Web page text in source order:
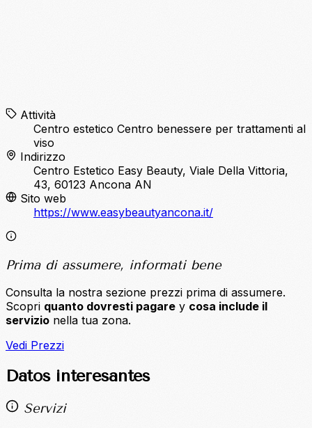
Attività
Centro estetico Centro benessere per trattamenti al
viso
Indirizzo
Centro Estetico Easy Beauty, Viale Della Vittoria,
43, 60123 Ancona AN
Sito web
https://www.easybeautyancona.it/
Prima di assumere, informati bene
Consulta la nostra sezione prezzi prima di assumere.
Scopri quanto dovresti pagare y cosa include il
servizio nella tua zona.
Vedi Prezzi
Datos interesantes
Servizi